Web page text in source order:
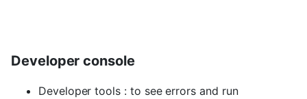
Developer console
Developer tools : to see errors and run